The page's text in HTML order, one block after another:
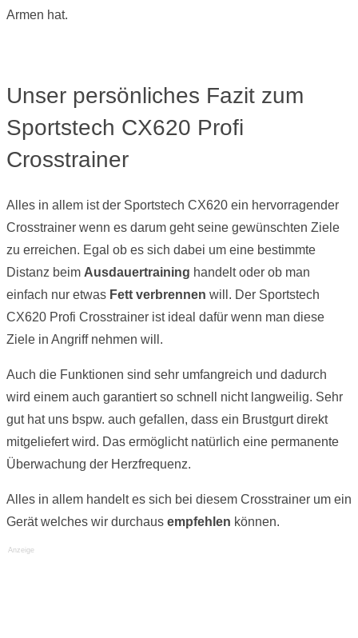
Armen hat.
Unser persönliches Fazit zum
Sportstech CX620 Profi
Crosstrainer
Alles in allem ist der Sportstech CX620 ein hervorragender
Crosstrainer wenn es darum geht seine gewünschten Ziele
zu erreichen. Egal ob es sich dabei um eine bestimmte
Distanz beim Ausdauertraining handelt oder ob man
einfach nur etwas Fett verbrennen will. Der Sportstech
CX620 Profi Crosstrainer ist ideal dafür wenn man diese
Ziele in Angriff nehmen will.
Auch die Funktionen sind sehr umfangreich und dadurch
wird einem auch garantiert so schnell nicht langweilig. Sehr
gut hat uns bspw. auch gefallen, dass ein Brustgurt direkt
mitgeliefert wird. Das ermöglicht natürlich eine permanente
Überwachung der Herzfrequenz.
Alles in allem handelt es sich bei diesem Crosstrainer um ein
Gerät welches wir durchaus empfehlen können.
Anzeige